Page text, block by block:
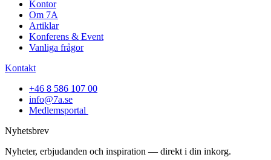
Kontor
Om 7A
Artiklar
Konferens & Event
Vanliga frågor
Kontakt
+46 8 586 107 00
info@7a.se
Medlemsportal
Nyhetsbrev
Nyheter, erbjudanden och inspiration — direkt i din inkorg.